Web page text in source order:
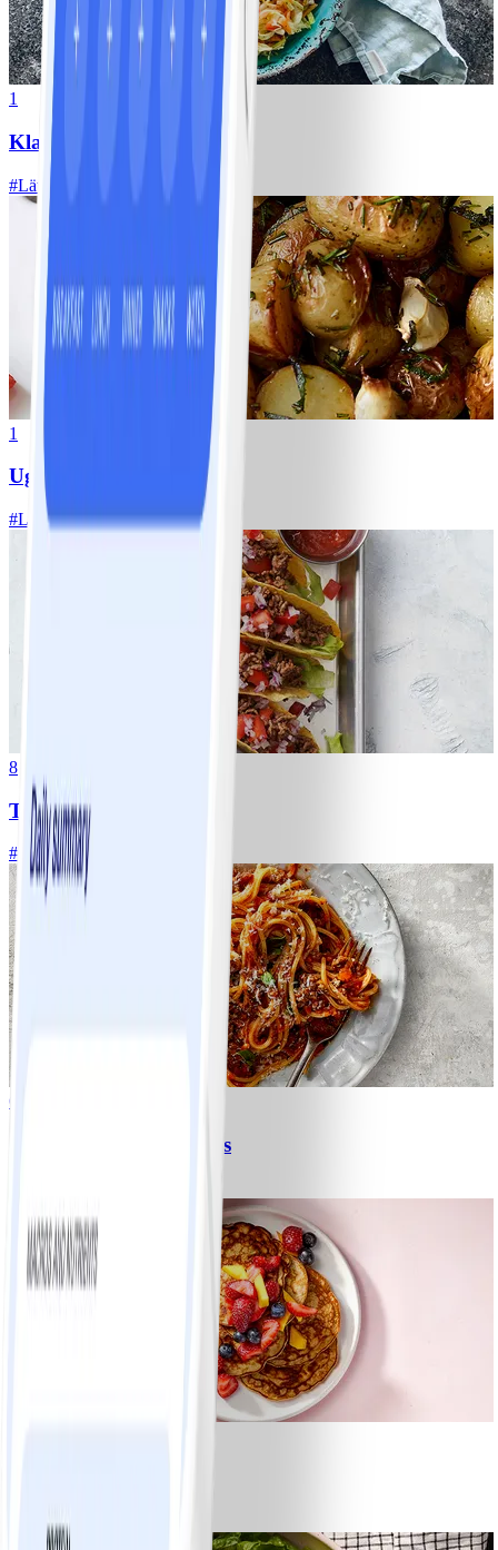
1
Klassisk vitkålssallad
#Lätt 20 MIN
1
Ugnsrostad potatis
#Lätt 5 MIN
8
Tacos
# Lätt15 MIN
6
Spagetti med köttfärssås
5 MIN